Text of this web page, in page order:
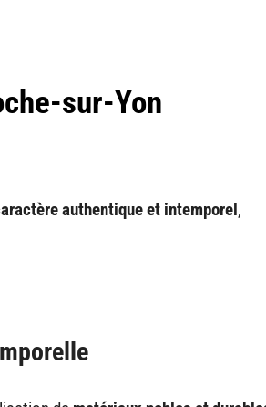
sur-Yon
authentique et intemporel,